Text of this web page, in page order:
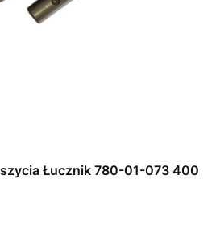
Łucznik 780-01-073 400